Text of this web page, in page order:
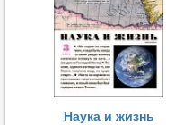
Наука и жизнь